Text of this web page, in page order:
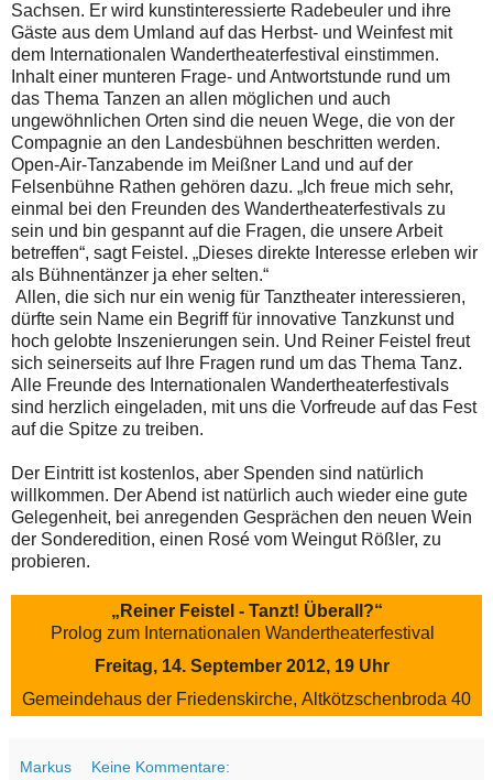
Sachsen. Er wird kunstinteressierte Radebeuler und ihre
Gäste aus dem Umland auf das Herbst- und Weinfest mit
dem Internationalen Wandertheaterfestival einstimmen.
Inhalt einer munteren Frage- und Antwortstunde rund um
das Thema Tanzen an allen möglichen und auch
ungewöhnlichen Orten sind die neuen Wege, die von der
Compagnie an den Landesbühnen beschritten werden.
Open-Air-Tanzabende im Meißner Land und auf der
Felsenbühne Rathen gehören dazu. „Ich freue mich sehr,
einmal bei den Freunden des Wandertheaterfestivals zu
sein und bin gespannt auf die Fragen, die unsere Arbeit
betreffen“, sagt Feistel. „Dieses direkte Interesse erleben wir
als Bühnentänzer ja eher selten.“
Allen, die sich nur ein wenig für Tanztheater interessieren,
dürfte sein Name ein Begriff für innovative Tanzkunst und
hoch gelobte Inszenierungen sein. Und Reiner Feistel freut
sich seinerseits auf Ihre Fragen rund um das Thema Tanz.
Alle Freunde des Internationalen Wandertheaterfestivals
sind herzlich eingeladen, mit uns die Vorfreude auf das Fest
auf die Spitze zu treiben.
Der Eintritt ist kostenlos, aber Spenden sind natürlich
willkommen. Der Abend ist natürlich auch wieder eine gute
Gelegenheit, bei anregenden Gesprächen den neuen Wein
der Sonderedition, einen Rosé vom Weingut Rößler, zu
probieren.
„Reiner Feistel - Tanzt! Überall?“
Prolog zum Internationalen Wandertheaterfestival
Freitag, 14. September 2012, 19 Uhr
Gemeindehaus der Friedenskirche, Altkötzschenbroda 40
Markus Keine Kommentare: